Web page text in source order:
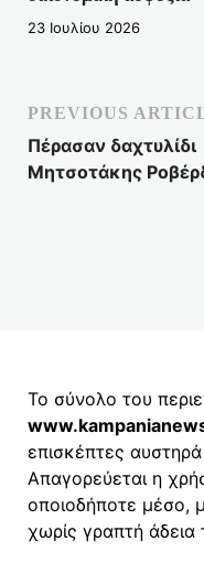
23 Ιουλίου 2026
PREVIOUS
Πέρασαν δαχτυλίδι
Μητσοτάκης
Το σύνολο του
επισκέπτες
Απαγορεύεται η
οποιοδήποτε μέσο,
χωρίς γραπτή άδεια